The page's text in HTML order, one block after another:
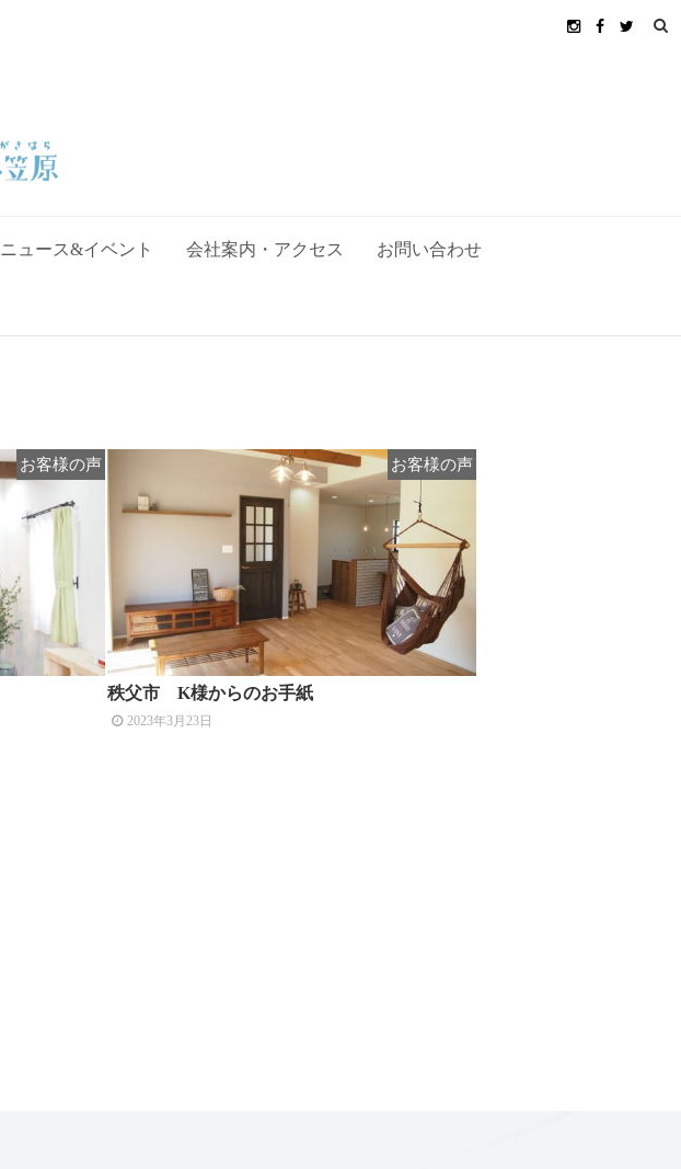
ニュース&イベント 会社案内・アクセス お問い合わせ
お客様の声 お客様の声
秩父市 K様からのお手紙
2023年3月23日